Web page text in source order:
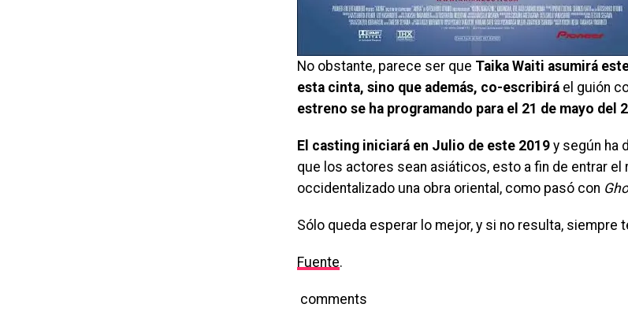
No obstante, parece ser que Taika Waiti asumirá
esta cinta, sino que además, co-escribirá el guión
estreno se ha programando para el 21 de mayo del
El casting iniciará en Julio de este 2019 y según ha
que los actores sean asiáticos, esto a fin de entrar
occidentalizado una obra oriental, como pasó con
Sólo queda esperar lo mejor, y si no resulta, siempre
Fuente.
comments